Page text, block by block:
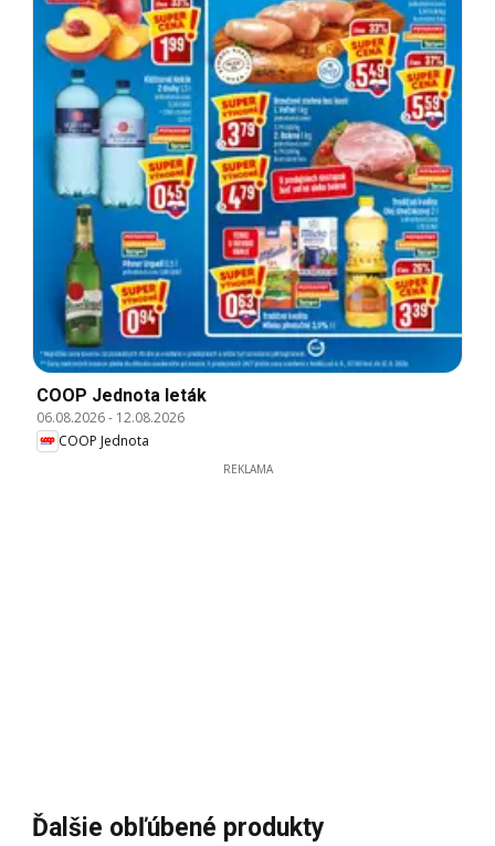
COOP Jednota leták
06.08.2026- 12.08.2026
COOP Jednota
REKLAMA
Ďalšie obľúbené produkty